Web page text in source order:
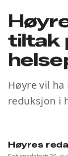
tiltak
Høyre vil
reduksjon i
Høyres